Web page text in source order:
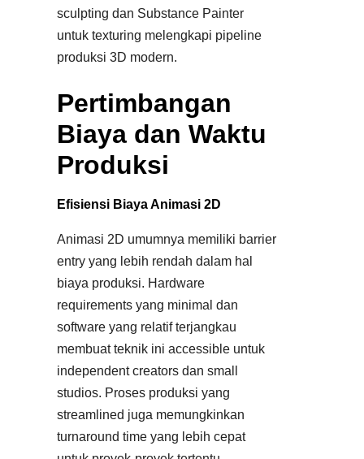
sculpting dan Substance Painter
untuk texturing melengkapi pipeline
produksi 3D modern.
Pertimbangan
Biaya dan Waktu
Produksi
Efisiensi Biaya Animasi 2D
Animasi 2D umumnya memiliki barrier
entry yang lebih rendah dalam hal
biaya produksi. Hardware
requirements yang minimal dan
software yang relatif terjangkau
membuat teknik ini accessible untuk
independent creators dan small
studios. Proses produksi yang
streamlined juga memungkinkan
turnaround time yang lebih cepat